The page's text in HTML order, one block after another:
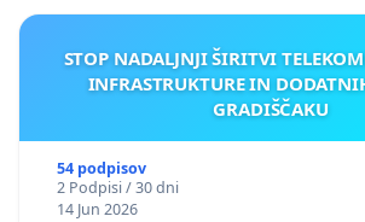
STOP NADALJNJI ŠIRITVI
INFRASTRUKTURE IN
GRADIŠČAKU
54 podpisov
2 Podpisi / 30 dni
14 Jun 2026